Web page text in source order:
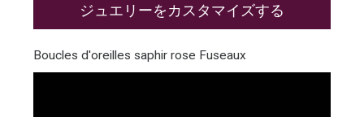
ジュエリーをカスタマイズする
Boucles d'oreilles saphir rose Fuseaux